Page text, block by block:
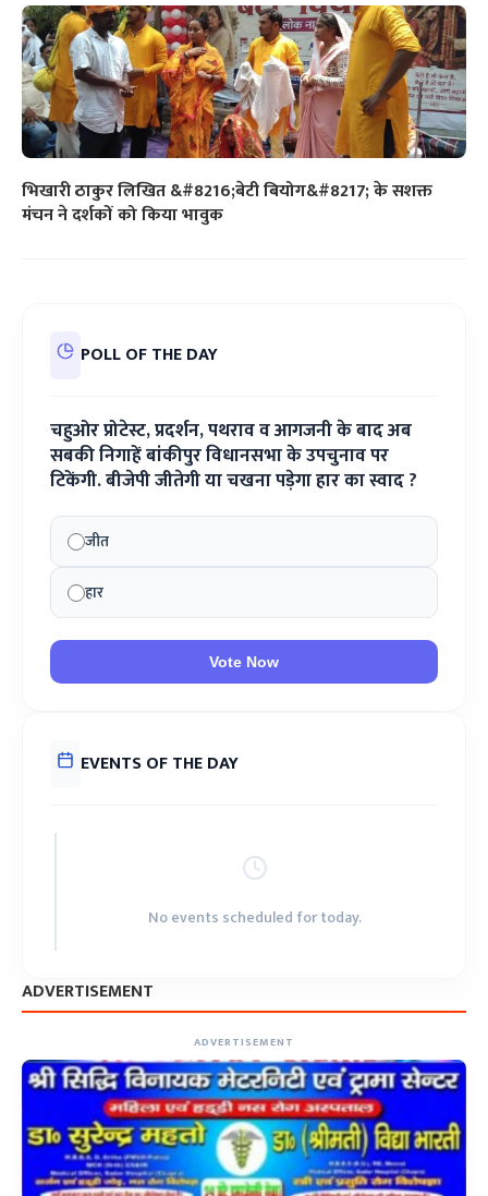
भिखारी ठाकुर लिखित &#8216;बेटी बियोग&#8217; के सशक्त
मंचन ने दर्शकों को किया भावुक
POLL OF THE DAY
चहुओर प्रोटेस्ट, प्रदर्शन, पथराव व आगजनी के बाद अब
सबकी निगाहें बांकीपुर विधानसभा के उपचुनाव पर
टिकेंगी. बीजेपी जीतेगी या चखना पड़ेगा हार का स्वाद ?
जीत
हार
Vote Now
EVENTS OF THE DAY
No events scheduled for today.
ADVERTISEMENT
ADVERTISEMENT